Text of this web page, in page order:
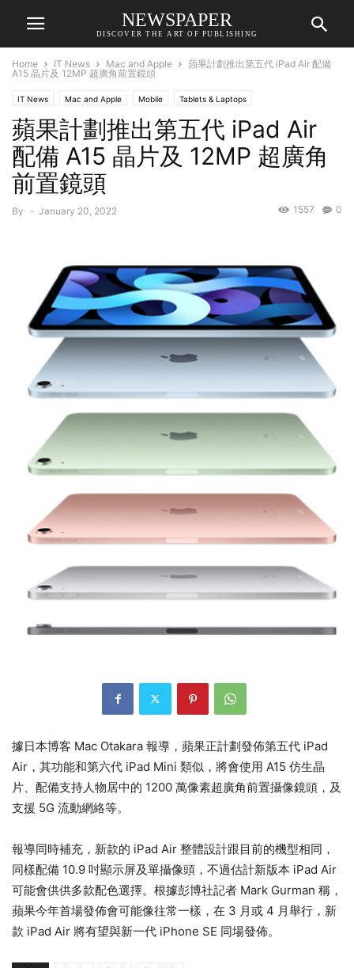
NEWSPAPER
DISCOVER THE ART OF PUBLISHING
Home IT News Mac and Apple
蘋果計劃推出第五代 iPad Air 配備
A15 晶片及 12MP 超廣角前置鏡頭
IT News Mac and Apple Mobile Tablets & Laptops
蘋果計劃推出第五代 iPad Air
配備 A15 晶片及 12MP 超廣角
前置鏡頭
By - January 20, 2022 0
1557
據日本博客 Mac Otakara 報導，蘋果正計劃發佈第五代 iPad
Air，其功能和第六代 iPad Mini 類似，將會使用 A15 仿生晶
片、配備支持人物居中的 1200 萬像素超廣角前置攝像鏡頭，及
支援 5G 流動網絡等。
報導同時補充，新款的 iPad Air 整體設計跟目前的機型相同，
同樣配備 10.9 吋顯示屏及單攝像頭，不過估計新版本 iPad Air
可能會供供多款配色選擇。根據彭博社記者 Mark Gurman 稱，
蘋果今年首場發佈會可能像往常一樣，在 3 月或 4 月舉行，新
款 iPad Air 將有望與新一代 iPhone SE 同場發佈。